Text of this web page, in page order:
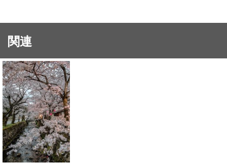
関連